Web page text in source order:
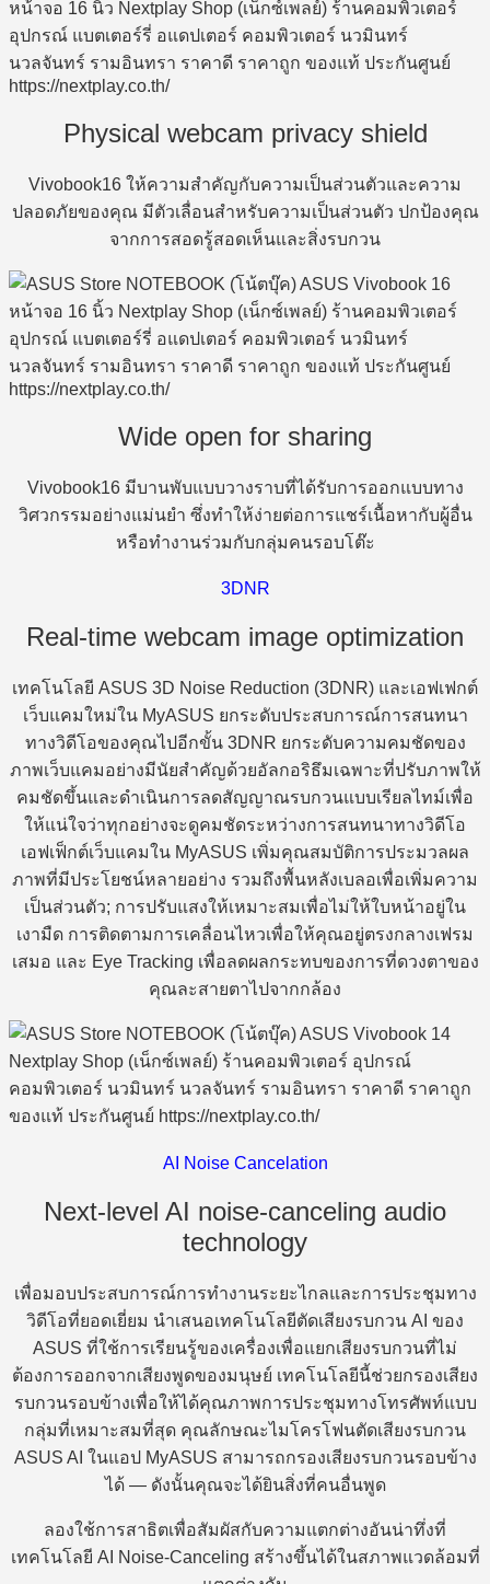
Physical webcam privacy shield
Vivobook16 ให้ความสำคัญกับความเป็นส่วนตัวและความ
ปลอดภัยของคุณ มีตัวเลื่อนสำหรับความเป็นส่วนตัว ปกป้องคุณ
จากการสอดรู้สอดเห็นและสิ่งรบกวน
Wide open for sharing
Vivobook16 มีบานพับแบบวางราบที่ได้รับการออกแบบทาง
วิศวกรรมอย่างแม่นยำ ซึ่งทำให้ง่ายต่อการแชร์เนื้อหากับผู้อื่น
หรือทำงานร่วมกับกลุ่มคนรอบโต๊ะ
3DNR
Real-time webcam image optimization
เทคโนโลยี ASUS 3D Noise Reduction (3DNR) และเอฟเฟกต์
เว็บแคมใหม่ใน MyASUS ยกระดับประสบการณ์การสนทนา
ทางวิดีโอของคุณไปอีกขั้น 3DNR ยกระดับความคมชัดของ
ภาพเว็บแคมอย่างมีนัยสำคัญด้วยอัลกอริธึมเฉพาะที่ปรับภาพให้
คมชัดขึ้นและดำเนินการลดสัญญาณรบกวนแบบเรียลไทม์เพื่อ
ให้แน่ใจว่าทุกอย่างจะดูคมชัดระหว่างการสนทนาทางวิดีโอ
เอฟเฟ็กต์เว็บแคมใน MyASUS เพิ่มคุณสมบัติการประมวลผล
ภาพที่มีประโยชน์หลายอย่าง รวมถึงพื้นหลังเบลอเพื่อเพิ่มความ
เป็นส่วนตัว; การปรับแสงให้เหมาะสมเพื่อไม่ให้ใบหน้าอยู่ใน
เงามืด การติดตามการเคลื่อนไหวเพื่อให้คุณอยู่ตรงกลางเฟรม
เสมอ และ Eye Tracking เพื่อลดผลกระทบของการที่ดวงตาของ
คุณละสายตาไปจากกล้อง
AI Noise Cancelation
Next-level AI noise-canceling audio
technology
เพื่อมอบประสบการณ์การทำงานระยะไกลและการประชุมทาง
วิดีโอที่ยอดเยี่ยม นำเสนอเทคโนโลยีตัดเสียงรบกวน AI ของ
ASUS ที่ใช้การเรียนรู้ของเครื่องเพื่อแยกเสียงรบกวนที่ไม่
ต้องการออกจากเสียงพูดของมนุษย์ เทคโนโลยีนี้ช่วยกรองเสียง
รบกวนรอบข้างเพื่อให้ได้คุณภาพการประชุมทางโทรศัพท์แบบ
กลุ่มที่เหมาะสมที่สุด คุณลักษณะไมโครโฟนตัดเสียงรบกวน
ASUS AI ในแอป MyASUS สามารถกรองเสียงรบกวนรอบข้าง
ได้ — ดังนั้นคุณจะได้ยินสิ่งที่คนอื่นพูด
ลองใช้การสาธิตเพื่อสัมผัสกับความแตกต่างอันน่าทึ่งที่
เทคโนโลยี AI Noise-Canceling สร้างขึ้นได้ในสภาพแวดล้อมที่